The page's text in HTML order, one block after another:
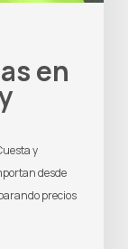
en
y
desde
precios